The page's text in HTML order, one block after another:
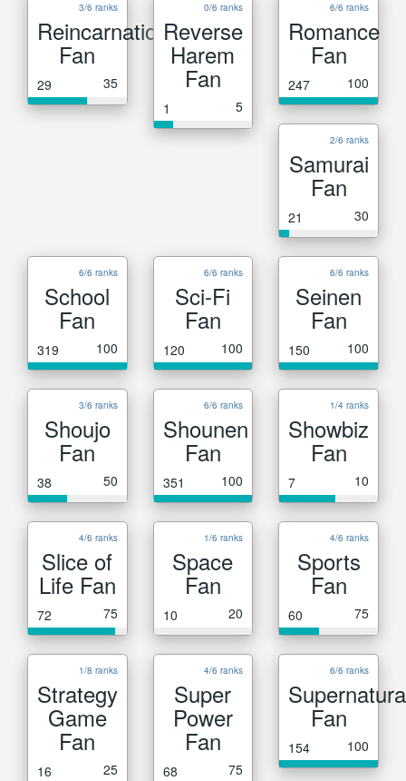
3/6 ranks
Reincarnation
Fan
29 35
0/6 ranks
Reverse
Harem
Fan
1 5
6/6 ranks
Romance
Fan
247 100
2/6 ranks
Samurai
Fan
21 30
6/6 ranks
School
Fan
319 100
6/6 ranks
Sci-Fi
Fan
120 100
6/6 ranks
Seinen
Fan
150 100
3/6 ranks
Shoujo
Fan
38 50
6/6 ranks
Shounen
Fan
351 100
1/4 ranks
Showbiz
Fan
7 10
4/6 ranks
Slice of
Life Fan
72 75
1/6 ranks
Space
Fan
10 20
4/6 ranks
Sports
Fan
60 75
1/8 ranks
Strategy
Game
Fan
16 25
4/6 ranks
Super
Power
Fan
68 75
6/6 ranks
Fan
154 100